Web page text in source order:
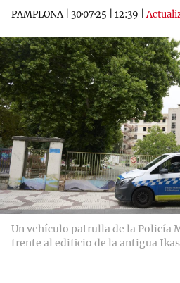
PAMPLONA| 30·07·25 12:39 |
Un vehículo patrulla de la Policía
frente al edificio de la antigua